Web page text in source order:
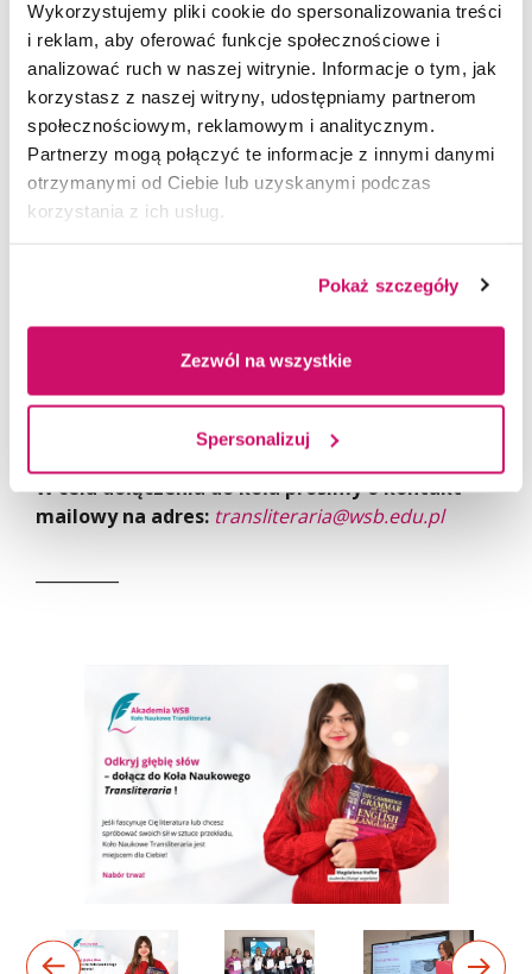
Wykorzystujemy pliki cookie do spersonalizowania treści
i reklam, aby oferować funkcje społecznościowe i
analizować ruch w naszej witrynie. Informacje o tym, jak
korzystasz z naszej witryny, udostępniamy partnerom
społecznościowym, reklamowym i analitycznym.
Partnerzy mogą połączyć te informacje z innymi danymi
otrzymanymi od Ciebie lub uzyskanymi podczas
korzystania z ich usług.
Pokaż szczegóły
Zezwól na wszystkie
Spersonalizuj
Współpracę z instytucjami kulturyifirmami,
co da Wam realne doświadczenie zawodowe,
Aktywny udział w życiu akademickim
i szansę na budowanie wartościowych relacji.
Koło jest otwarte dla wszystkich pasjonatów
niezależnie od kierunku studiów. Jeśli tematyka ta
Transliteraria czeka na Was!
W celu dołączenia do koła prosimy o kontakt
mailowy na adres: transliteraria@wsb.edu.pl